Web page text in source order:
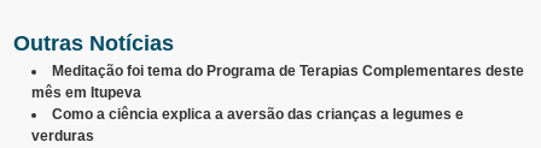
Outras Notícias
Meditação foi tema do Programa de Terapias Complementares deste
mês em Itupeva
Como a ciência explica a aversão das crianças a legumes e
verduras